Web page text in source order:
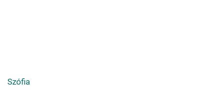
Szófia